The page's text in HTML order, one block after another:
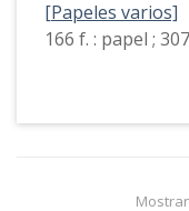
[Papeles varios]
166 f. : papel ;